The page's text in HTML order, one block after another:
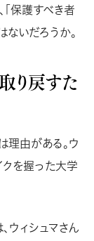
保護すべき者
ないだろうか。
り戻すた
理由がある。ウ
を握った大学
ウィシュマさん